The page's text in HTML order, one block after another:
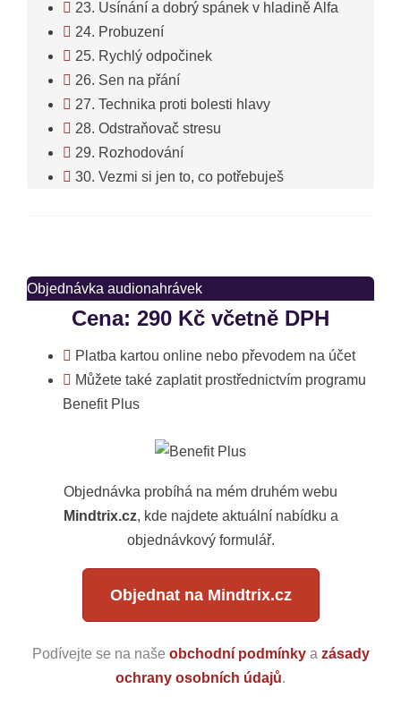
23. Usínání a dobrý spánek v hladině Alfa
24. Probuzení
25. Rychlý odpočinek
26. Sen na přání
27. Technika proti bolesti hlavy
28. Odstraňovač stresu
29. Rozhodování
30. Vezmi si jen to, co potřebuješ
Objednávka audionahrávek
Cena: 290 Kč včetně DPH
Platba kartou online nebo převodem na účet
Můžete také zaplatit prostřednictvím programu
Benefit Plus
Objednávka probíhá na mém druhém webu
Mindtrix.cz, kde najdete aktuální nabídku a
objednávkový formulář.
Objednat na Mindtrix.cz
Podívejte se na naše obchodní podmínkya zásady
ochrany osobních údajů.